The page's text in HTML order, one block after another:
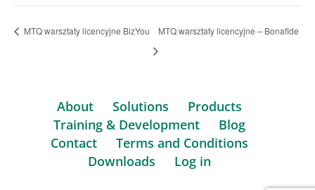
MTQ warsztaty licencyjne BizYou MTQ warsztaty licencyjne – Bonafide
About Solutions
Products
Training & Development
Blog
Contact
Terms and Conditions
Downloads
Log in